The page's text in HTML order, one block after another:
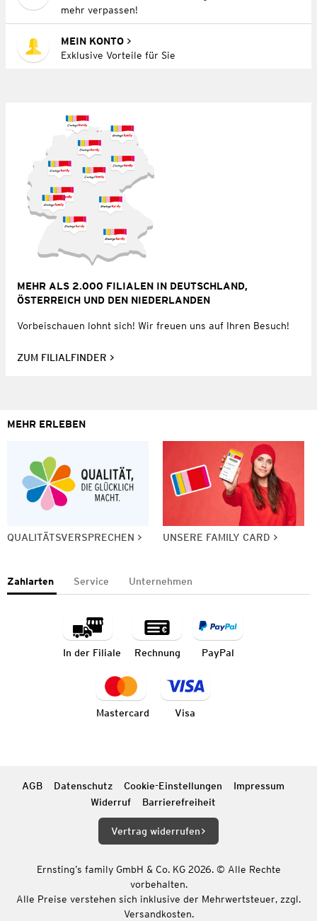
mehr verpassen!
MEIN KONTO
Exklusive Vorteile für Sie
MEHR ALS 2.000 FILIALEN IN DEUTSCHLAND,
ÖSTERREICH UND DEN NIEDERLANDEN
Vorbeischauen lohnt sich! Wir freuen uns auf Ihren Besuch!
ZUM FILIALFINDER
MEHR ERLEBEN
QUALITÄTSVERSPRECHEN UNSERE FAMILY CARD
Zahlarten Service Unternehmen
In der Filiale Rechnung PayPal
Mastercard Visa
AGB Datenschutz Cookie-Einstellungen
Impressum
Widerruf
Barrierefreiheit
Vertrag widerrufen
Ernsting’s family GmbH & Co. KG 2026. © Alle Rechte
vorbehalten.
Alle Preise verstehen sich inklusive der Mehrwertsteuer, zzgl.
Versandkosten.